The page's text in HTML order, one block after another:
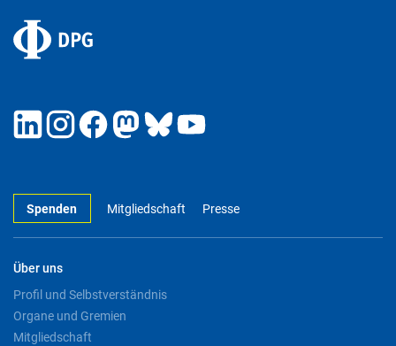
Spenden Mitgliedschaft Presse
Über uns
Profil und Selbstverständnis
Organe und Gremien
Mitgliedschaft